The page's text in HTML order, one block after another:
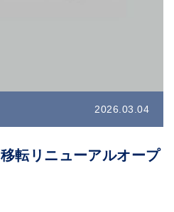
2026.03.04
転リニューアルオープ